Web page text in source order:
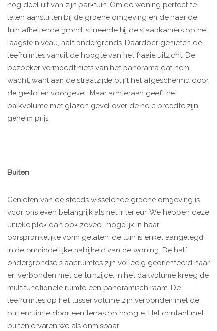
nog deel uit van zijn parktuin. Om de woning perfect te
laten aansluiten bij de groene omgeving en de naar de
tuin afhellende grond, situeerde hij de slaapkamers op het
laagste niveau, half ondergronds. Daardoor genieten de
leefruimtes vanuit de hoogte van het fraaie uitzicht. De
bezoeker vermoedt niets van het panorama dat hem
wacht, want aan de straatzijde blijft het afgeschermd door
de gesloten voorgevel. Maar achteraan geeft het
balkvolume met glazen gevel over de hele breedte zijn
geheim prijs.
Buiten
Genieten van de steeds wisselende groene omgeving is
voor ons even belangrijk als het interieur. We hebben deze
unieke plek dan ook zoveel mogelijk in haar
oorspronkelijke vorm gelaten: de tuin is enkel aangelegd
in de onmiddellijke nabijheid van de woning. De half
ondergrondse slaapruimtes zijn volledig georiënteerd naar
en verbonden met de tuinzijde. In het dakvolume kreeg de
multifunctionele ruimte een panoramisch raam. De
leefruimtes op het tussenvolume zijn verbonden met de
buitenruimte door een terras op hoogte. Het contact met
buiten ervaren we als onmisbaar.